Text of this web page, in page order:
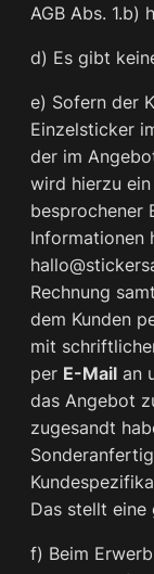
AGB Abs. 1.b)
d) Es gibt
e) Sofern der
Einzelsticker
der im
wird hierzu
besprochener
Informationen
Rechnung
dem Kunden
mit
per E-Mail an
das Angebot
zugesandt
Das stellt eine
f) Beim